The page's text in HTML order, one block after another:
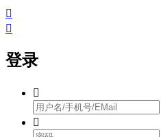


登录

